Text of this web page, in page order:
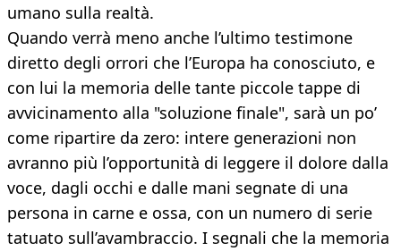
umano sulla realtà.
Quando verrà meno anche l’ultimo testimone
diretto degli orrori che l’Europa ha conosciuto, e
con lui la memoria delle tante piccole tappe di
avvicinamento alla "soluzione finale", sarà un po’
come ripartire da zero: intere generazioni non
avranno più l’opportunità di leggere il dolore dalla
voce, dagli occhi e dalle mani segnate di una
persona in carne e ossa, con un numero di serie
tatuato sull’avambraccio. I segnali che la memoria